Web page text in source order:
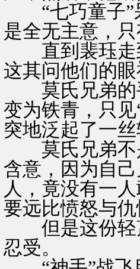
“七巧童子”
是全无主意，
直到裴珏走到
这其问他们的
莫氏兄弟的
变为铁青，只
突地泛起了一
莫氏兄弟不是
含意，因为自
人，竟没有一
要远比愤怒与
但是这份轻
忍受。